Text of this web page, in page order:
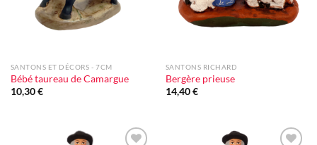
SANTONS ET DÉCORS - 7CM
Bébé taureau de Camargue
10,30€
SANTONS RICHARD
Bergère prieuse
14,40€